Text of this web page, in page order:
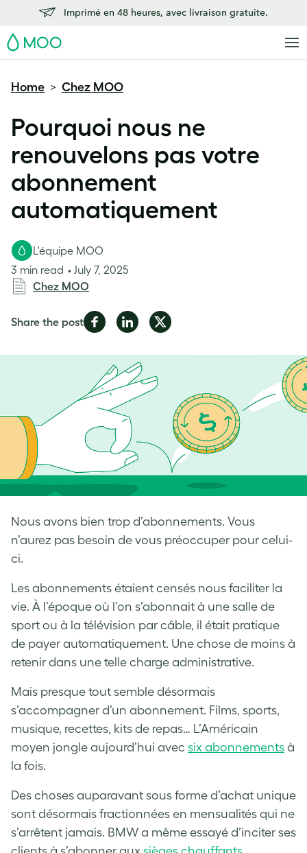
Imprimé en 48 heures, avec livraison gratuite.
MOO
Home > Chez MOO
Pourquoi nous ne
renouvelons pas votre
abonnement
automatiquement
Nous avons bien trop d’abonnements. Vous
n’aurez pas besoin de vous préoccuper pour celui-
ci.
L'équipe MOO
3 min read
July 7, 2025
Chez MOO
Share the postShare
Facebook
Share
LinkedIn
Share
Twitter
Les abonnements étaient censés nous faciliter la
vie. À l’époque où l’on s’abonnait à une salle de
sport ou à la télévision par câble, il était pratique
de payer automatiquement. Une chose de moins à
retenir dans une telle charge administrative.
Mais presque tout semble désormais
s’accompagner d’un abonnement. Films, sports,
musique, recettes, kits de repas… L’Américain
moyen jongle aujourd’hui avec six abonnements à
la fois.
Des choses auparavant sous forme d’achat unique
sont désormais fractionnées en mensualités qui ne
s’arrêtent jamais. BMW a même essayé d’inciter ses